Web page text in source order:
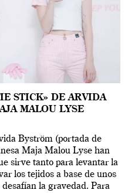
STICK» DE ARVIDA
MALOU LYSE
Byström (portada de
Maja Malou Lyse han
sirve tanto para levantar la
los tejidos a base de unos
la gravedad. Para